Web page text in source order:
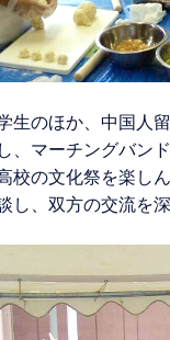
生のほか、中国人
、マーチングバン
校の文化祭を楽しん
し、双方の交流を